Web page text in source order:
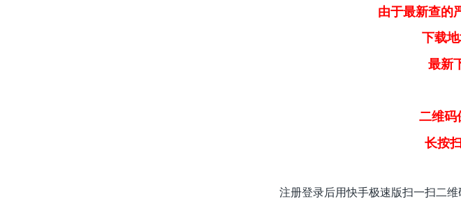
由于最新查的严，
下载地址
最新下载
二维码
长按
注册登录后用快手极速版扫一扫二